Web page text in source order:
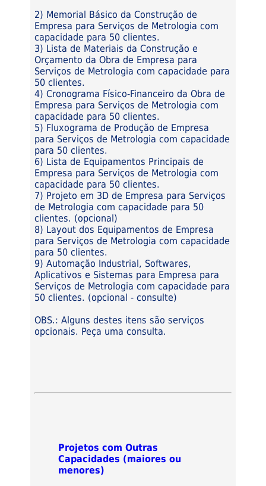
2) Memorial Básico da Construção de
Empresa para Serviços de Metrologia com
capacidade para 50 clientes.
3) Lista de Materiais da Construção e
Orçamento da Obra de Empresa para
Serviços de Metrologia com capacidade para
50 clientes.
4) Cronograma Físico-Financeiro da Obra de
Empresa para Serviços de Metrologia com
capacidade para 50 clientes.
5) Fluxograma de Produção de Empresa
para Serviços de Metrologia com capacidade
para 50 clientes.
6) Lista de Equipamentos Principais de
Empresa para Serviços de Metrologia com
capacidade para 50 clientes.
7) Projeto em 3D de Empresa para Serviços
de Metrologia com capacidade para 50
clientes. (opcional)
8) Layout dos Equipamentos de Empresa
para Serviços de Metrologia com capacidade
para 50 clientes.
9) Automação Industrial, Softwares,
Aplicativos e Sistemas para Empresa para
Serviços de Metrologia com capacidade para
50 clientes. (opcional - consulte)
OBS.: Alguns destes itens são serviços
opcionais. Peça uma consulta.
Projetos com Outras
Capacidades (maiores ou
menores)